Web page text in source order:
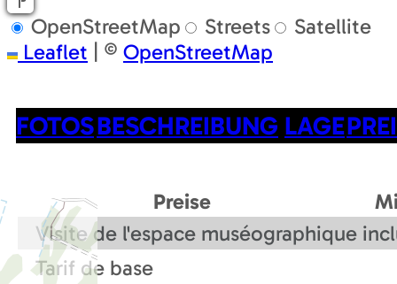
OpenStreetMap Streets
Satellite
Leaflet | © OpenStreetMap
FOTOSBESCHREIBUNG LAGE
Preise
Visite de l'espace muséographique
Tarif de base